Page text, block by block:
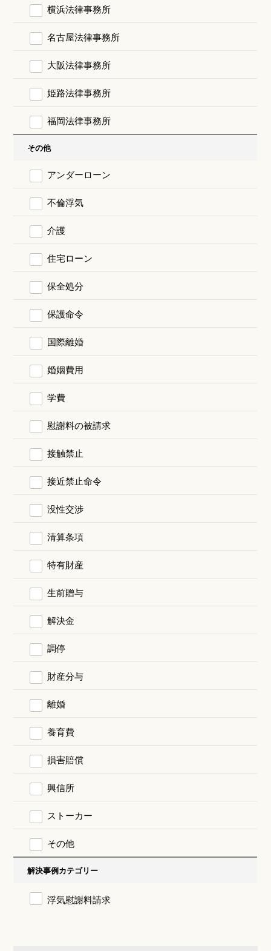
横浜法律事務所
名古屋法律事務所
大阪法律事務所
姫路法律事務所
福岡法律事務所
その他
アンダーローン
不倫浮気
介護
住宅ローン
保全処分
保護命令
国際離婚
婚姻費用
学費
慰謝料の被請求
接触禁止
接近禁止命令
没性交渉
清算条項
特有財産
生前贈与
解決金
調停
財産分与
離婚
養育費
損害賠償
興信所
ストーカー
その他
解決事例カテゴリー
浮気慰謝料請求